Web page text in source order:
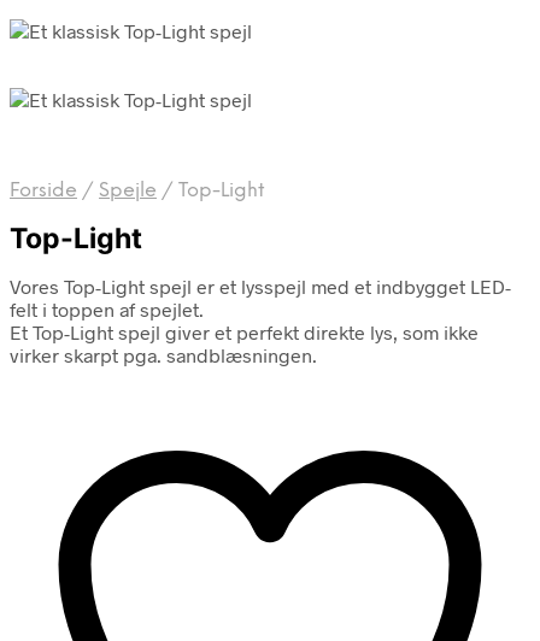
Forside / Spejle / Top-Light
Top-Light
Vores Top-Light spejl er et lysspejl med et indbygget LED-
felt i toppen af spejlet.
Et Top-Light spejl giver et perfekt direkte lys, som ikke
virker skarpt pga. sandblæsningen.